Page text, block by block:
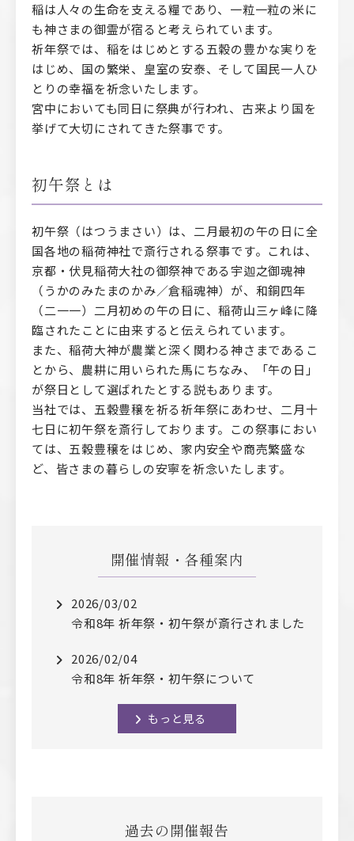
稲は人々の生命を支える糧であり、一粒一粒の米に
も神さまの御霊が宿ると考えられています。
祈年祭では、稲をはじめとする五穀の豊かな実りを
はじめ、国の繁栄、皇室の安泰、そして国民一人ひ
とりの幸福を祈念いたします。
宮中においても同日に祭典が行われ、古来より国を
挙げて大切にされてきた祭事です。
初午祭とは
初午祭（はつうまさい）は、二月最初の午の日に全
国各地の稲荷神社で斎行される祭事です。これは、
京都・伏見稲荷大社の御祭神である宇迦之御魂神
（うかのみたまのかみ／倉稲魂神）が、和銅四年
（二一一）二月初めの午の日に、稲荷山三ヶ峰に降
臨されたことに由来すると伝えられています。
また、稲荷大神が農業と深く関わる神さまであるこ
とから、農耕に用いられた馬にちなみ、「午の日」
が祭日として選ばれたとする説もあります。
当社では、五穀豊穣を祈る祈年祭にあわせ、二月十
七日に初午祭を斎行しております。この祭事におい
ては、五穀豊穣をはじめ、家内安全や商売繁盛な
ど、皆さまの暮らしの安寧を祈念いたします。
開催情報・各種案内
2026/03/02
令和8年 祈年祭・初午祭が斎行されました
2026/02/04
令和8年 祈年祭・初午祭について
もっと見る
過去の開催報告